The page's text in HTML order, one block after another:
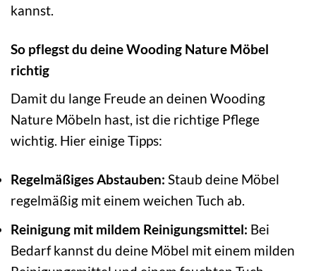
kannst.
So pflegst du deine Wooding Nature Möbel
richtig
Damit du lange Freude an deinen Wooding
Nature Möbeln hast, ist die richtige Pflege
wichtig. Hier einige Tipps:
Regelmäßiges Abstauben: Staub deine Möbel
regelmäßig mit einem weichen Tuch ab.
Reinigung mit mildem Reinigungsmittel: Bei
Bedarf kannst du deine Möbel mit einem milden